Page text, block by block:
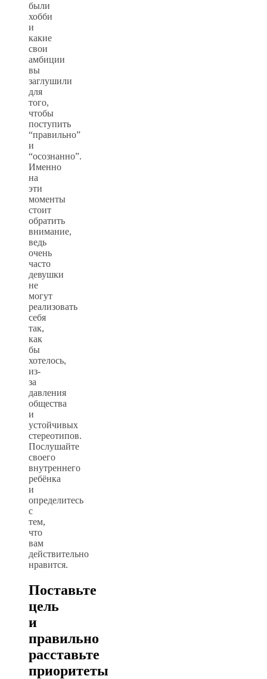
были
хобби
и
какие
свои
амбиции
вы
заглушили
для
того,
чтобы
поступить
“правильно”
и
“осознанно”.
Именно
на
эти
моменты
стоит
обратить
внимание,
ведь
очень
часто
девушки
не
могут
реализовать
себя
так,
как
бы
хотелось,
из-
за
давления
общества
и
устойчивых
стереотипов.
Послушайте
своего
внутреннего
ребёнка
и
определитесь
с
тем,
что
вам
действительно
нравится.
Поставьте
цель
и
правильно
расставьте
приоритеты